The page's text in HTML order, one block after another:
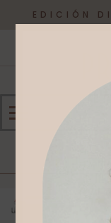
EDICIÓN